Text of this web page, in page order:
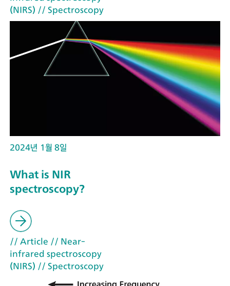
(NIRS) // Spectroscopy
2024년 1월 8일
What is NIR
spectroscopy?
// Article // Near-
infrared spectroscopy
(NIRS) // Spectroscopy